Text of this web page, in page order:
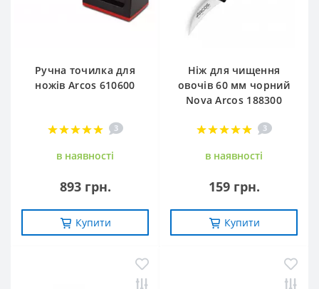
Ручна точилка для
ножів Arcos 610600
3
в наявностi
893 грн.
Купити
Ніж для чищення
овочів 60 мм чорний
Nova Arcos 188300
3
в наявностi
159 грн.
Купити